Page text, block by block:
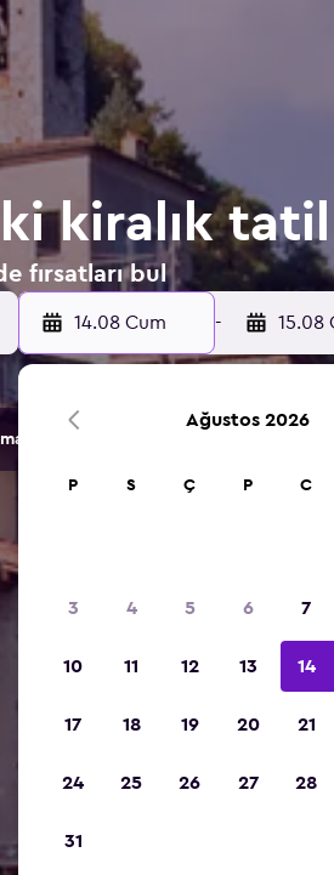
kiralık
fırsatları bul
14.08 Cum - 15.08
seçeneğini karşılaştırır.
Ağustos 2026
P S Ç P C
3 4 5 6 7
10 11 12 13 14
17 18 19 20 21
24 25 26 27 28
31